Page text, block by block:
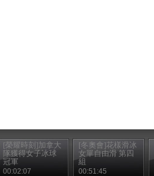
[榮耀時刻]加拿大
隊獲得女子冰球
冠軍
00:02:07
[冬奧會]花樣滑冰
女單自由滑 第四
組
00:51:45